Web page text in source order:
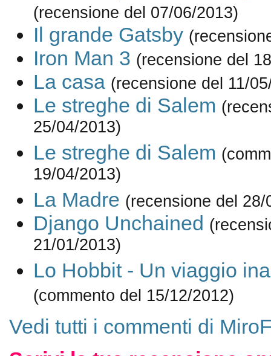
(recensione del 07/06/2013)
Il grande Gatsby
Iron Man 3 (recensione del
La casa (recensione del 11/
Le streghe di Salem
25/04/2013)
Le streghe di Salem
19/04/2013)
La Madre (recensione del 28/
Django Unchained
21/01/2013)
Lo Hobbit - Un viaggio
(commento del 15/12/2012)
Vedi tutti i commenti di